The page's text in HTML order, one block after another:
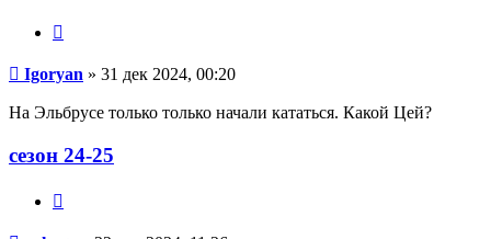
Igoryan » 31 дек 2024, 00:20
На Эльбрусе только только начали кататься. Какой Цей?
сезон 24-25